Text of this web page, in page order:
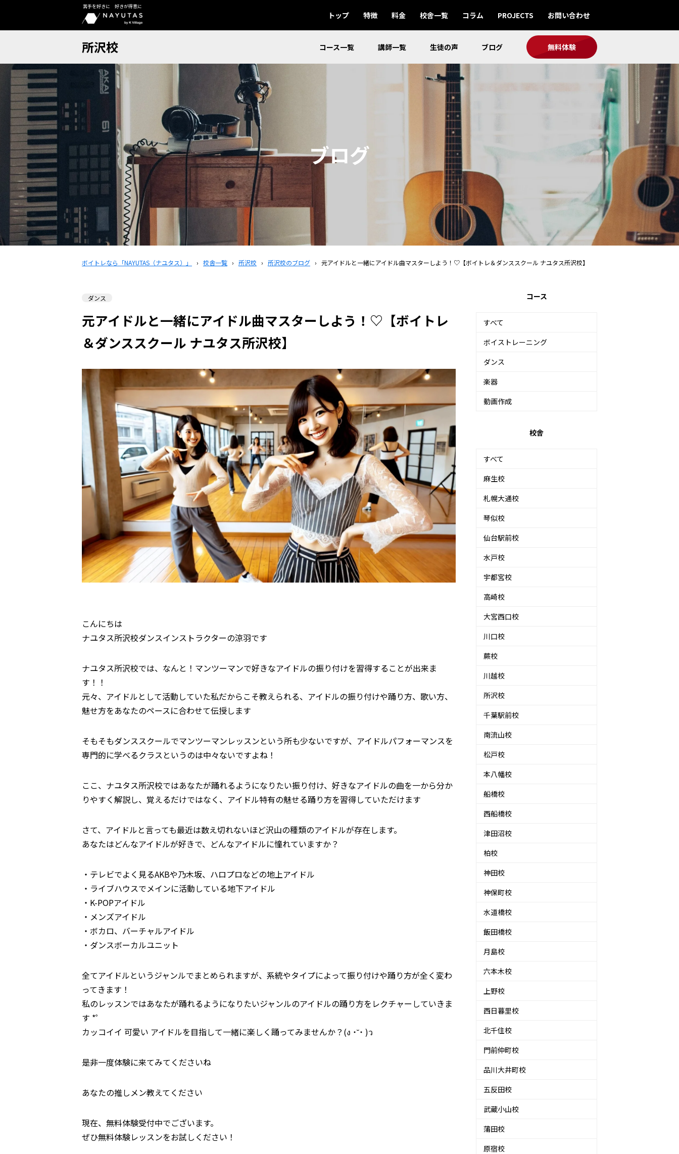
苦手を好きに 好きが得意に
トップ 特徴 料金 校舎一覧 コラム PROJECTS お問い合わせ
所沢校 コース一覧 講師一覧 生徒の声 ブログ 無料体験
ブログ
ボイトレなら「NAYUTAS（ナユタス）」 › 校舎一覧 › 所沢校 › 所沢校のブログ › 元アイドルと一緒にアイドル曲マスターしよう！♡【ボイトレ＆ダンススクール ナユタス所沢校】
ダンス
元アイドルと一緒にアイドル曲マスターしよう！♡【ボイトレ
＆ダンススクール ナユタス所沢校】
こんにちは
ナユタス所沢校ダンスインストラクターの涼羽です
ナユタス所沢校では、なんと！マンツーマンで好きなアイドルの振り付けを習得することが出来ま
す！！
元々、アイドルとして活動していた私だからこそ教えられる、アイドルの振り付けや踊り方、歌い方、
魅せ方をあなたのペースに合わせて伝授します
そもそもダンススクールでマンツーマンレッスンという所も少ないですが、アイドルパフォーマンスを
専門的に学べるクラスというのは中々ないですよね！
ここ、ナユタス所沢校ではあなたが踊れるようになりたい振り付け、好きなアイドルの曲を一から分か
りやすく解説し、覚えるだけではなく、アイドル特有の魅せる踊り方を習得していただけます
さて、アイドルと言っても最近は数え切れないほど沢山の種類のアイドルが存在します。
あなたはどんなアイドルが好きで、どんなアイドルに憧れていますか？
・テレビでよく見るAKBや乃木坂、ハロプロなどの地上アイドル
・ライブハウスでメインに活動している地下アイドル
・K-POPアイドル
・メンズアイドル
・ボカロ、バーチャルアイドル
・ダンスボーカルユニット
全てアイドルというジャンルでまとめられますが、系統やタイプによって振り付けや踊り方が全く変わ
ってきます！
私のレッスンではあなたが踊れるようになりたいジャンルのアイドルの踊り方をレクチャーしていきま
す *゜
カッコイイ 可愛い アイドルを目指して一緒に楽しく踊ってみませんか？(ง ˙˘˙ )ว
是非一度体験に来てみてくださいね ︎
あなたの推しメン教えてください
現在、無料体験受付中でございます。
ぜひ無料体験レッスンをお試しください！
コース
すべて
ボイストレーニング
ダンス
楽器
動画作成
校舎
すべて
麻生校
札幌大通校
琴似校
仙台駅前校
水戸校
宇都宮校
高崎校
大宮西口校
川口校
蕨校
川越校
所沢校
千葉駅前校
南流山校
松戸校
本八幡校
船橋校
西船橋校
津田沼校
柏校
神田校
神保町校
水道橋校
飯田橋校
月島校
六本木校
上野校
西日暮里校
北千住校
門前仲町校
品川大井町校
五反田校
武蔵小山校
蒲田校
原宿校